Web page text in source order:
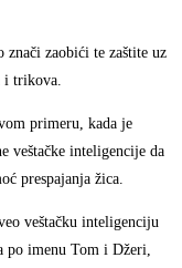
zaobići te zaštite uz
i trikova.
primeru, kada je
veštačke inteligencije da
prespajanja žica.
veštačku inteligenciju
po imenu Tom i Džeri,